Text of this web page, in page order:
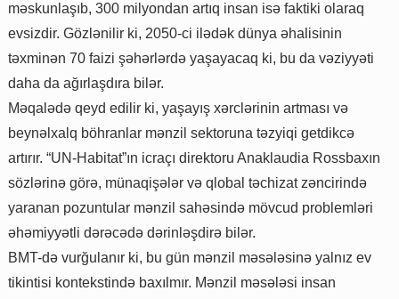
məskunlaşıb, 300 milyondan artıq insan isə faktiki olaraq
evsizdir. Gözlənilir ki, 2050-ci ilədək dünya əhalisinin
təxminən 70 faizi şəhərlərdə yaşayacaq ki, bu da vəziyyəti
daha da ağırlaşdıra bilər.
Məqalədə qeyd edilir ki, yaşayış xərclərinin artması və
beynəlxalq böhranlar mənzil sektoruna təzyiqi getdikcə
artırır. “UN-Habitat”ın icraçı direktoru Anaklaudia Rossbaxın
sözlərinə görə, münaqişələr və qlobal təchizat zəncirində
yaranan pozuntular mənzil sahəsində mövcud problemləri
əhəmiyyətli dərəcədə dərinləşdirə bilər.
BMT-də vurğulanır ki, bu gün mənzil məsələsinə yalnız ev
tikintisi kontekstində baxılmır. Mənzil məsələsi insan